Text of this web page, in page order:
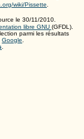
wiki/Pissette
le 30/11/2010
libre GNU (GFDL).
parmi les résultats
Google